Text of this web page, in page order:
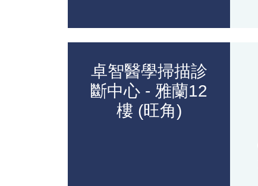
卓智醫學掃描診
斷中心 - 雅蘭12
樓 (旺角)